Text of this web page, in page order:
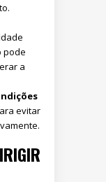
pode
a
evitar